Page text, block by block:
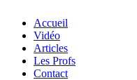
Accueil
Vidéo
Articles
Les Profs
Contact